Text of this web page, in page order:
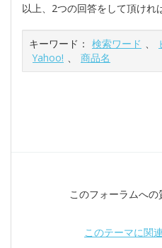
以上、2つの回答をして頂けれ
キーワード： 検索ワード 、
Yahoo! 、 商品名
このフォーラムへ
このテーマに関